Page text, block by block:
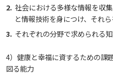
アドミッション・ポ
生）
アドミッション・ポ
生）
カリキュラム・ポリシー
カリキュラム・ポリシ
カリキュラム・ポリシ
ディプロマ・ポリシー
ディプロマ・ポリシー
沿革
学生生活支援について
就職支援について
動物実験に関する情報に
施設を動画で紹介
心理臨床センター
メディア掲載情報
SDGsについて
交通アクセス
お問い合わせ
看護学部
医療経営学専攻
看護学専攻
薬学研究科
エクステンション講座
研究者要覧
公開講座
国際交流
ア
社会における多様な情報を収
と情報技術を身につけ、それ
それぞれの分野で求められる
4）健康と幸福に資するための課
図る能力
カリキュラム・ポリシ
療・総合リハ・医療福
カリキュラム・ポリシ
ディプロマ・ポリシー
ディプロマ・ポリシー
大学院ディプロマ・ポ
学長メッセージ
大学章と大学旗
UI（ユニバーシティ・ア
教職課程について
自己点検・評価
大学機関別認証評価
文部科学省への設置認
宿泊施設
東広島キャンパス
呉キャンパス
基盤教育センター
基盤教育センターでの教
専門職連携教育センター